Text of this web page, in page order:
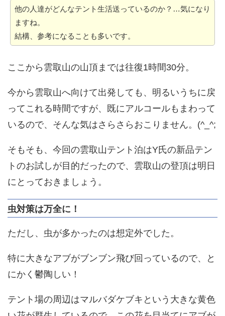
他の人達がどんなテント生活送っているのか？…気になり
ますね。
結構、参考になることも多いです。
ここから雲取山の山頂までは往復1時間30分。
今から雲取山へ向けて出発しても、明るいうちに戻
ってこれる時間ですが、既にアルコールもまわって
いるので、そんな気はさらさらおこりません。(^_^;
そもそも、今回の雲取山テント泊はY氏の新品テン
トのお試しが目的だったので、雲取山の登頂は明日
にとっておきましょう。
虫対策は万全に！
ただし、虫が多かったのは想定外でした。
特に大きなアブがブンブン飛び回っているので、と
にかく鬱陶しい！
テント場の周辺はマルバダケブキという大きな黄色